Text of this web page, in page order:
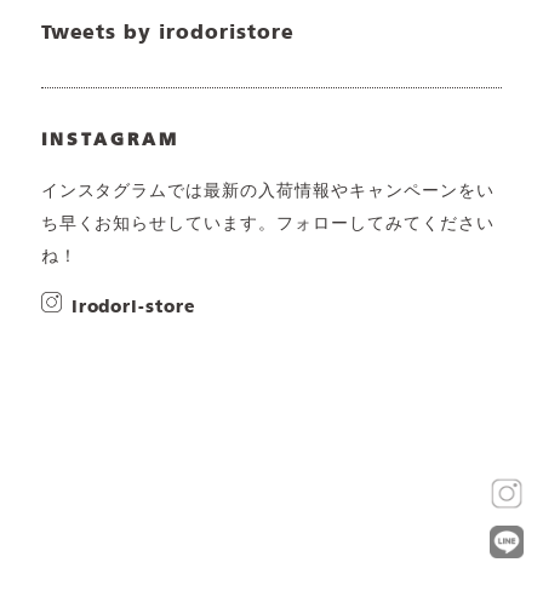
Tweets by irodoristore
INSTAGRAM
インスタグラムでは最新の入荷情報やキャンペーンをい
ち早くお知らせしています。フォローしてみてください
ね！
irodori-store